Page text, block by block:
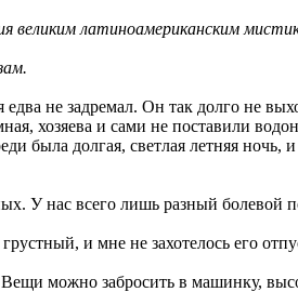
великим латиноамериканским
не задремал. Он так долго не
хозяева и сами не поставили
была долгая, светлая летняя
У нас всего лишь разный болевой
и мне не захотелось его
можно забросить в машинку,